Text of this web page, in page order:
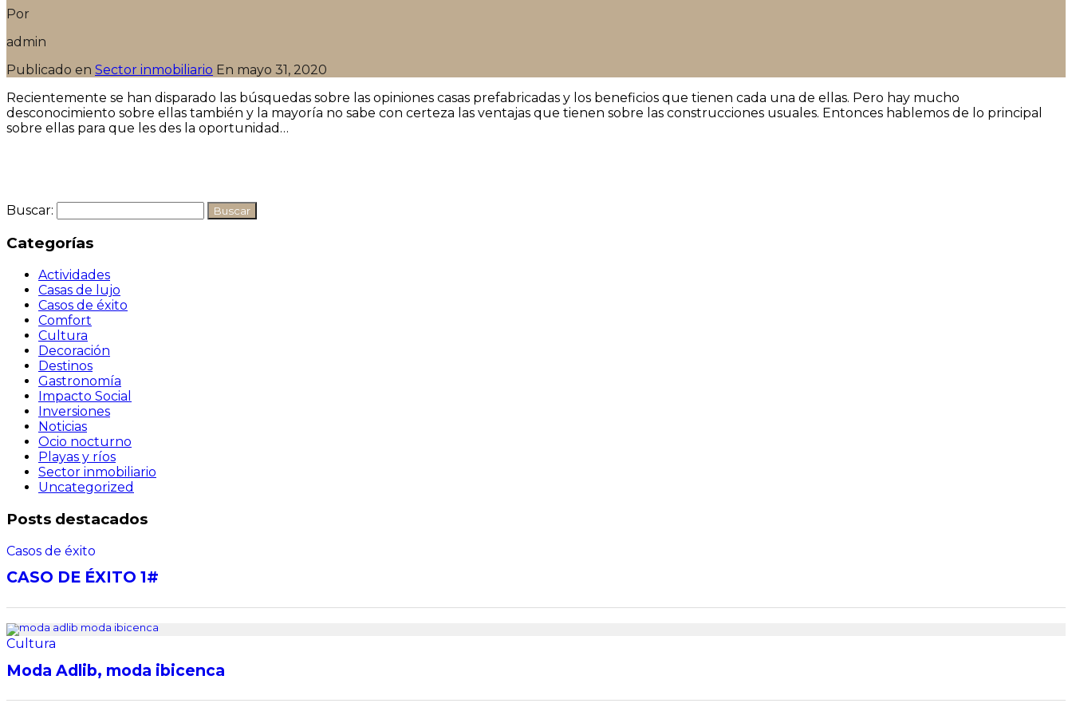
Por
admin
Publicado en Sector inmobiliario En mayo 31, 2020
Recientemente se han disparado las búsquedas sobre las opiniones casas prefabricadas y los beneficios que tienen cada una de ellas. Pero hay mucho
desconocimiento sobre ellas también y la mayoría no sabe con certeza las ventajas que tienen sobre las construcciones usuales. Entonces hablemos de lo principal
sobre ellas para que les des la oportunidad…
Buscar:
Categorías
Actividades
Casas de lujo
Casos de éxito
Comfort
Cultura
Decoración
Destinos
Gastronomía
Impacto Social
Inversiones
Noticias
Ocio nocturno
Playas y ríos
Sector inmobiliario
Uncategorized
Posts destacados
Casos de éxito
CASO DE ÉXITO 1#
Cultura
Moda Adlib, moda ibicenca